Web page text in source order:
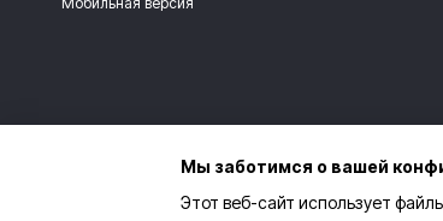
Мы заботимся о вашей
Этот веб-сайт использует